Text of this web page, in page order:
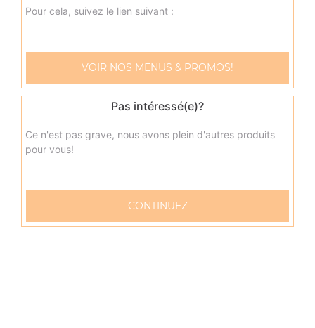
oeuf
napolitaine senior
Base sauce tomate, mozzarella, anchois, câpres, olives
17.00€
Pour cela, suivez le lien suivant :
VOIR NOS MENUS & PROMOS!
Pas intéressé(e)?
Ce n'est pas grave, nous avons plein d'autres produits
pour vous!
CONTINUEZ